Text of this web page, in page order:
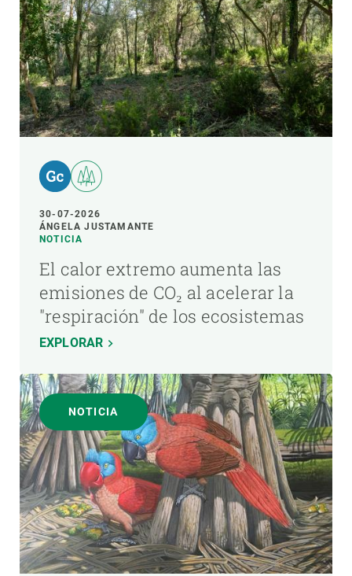
30-07-2026
ÁNGELA JUSTAMANTE
NOTICIA
El calor extremo aumenta las
emisiones de CO₂ al acelerar la
"respiración" de los ecosistemas
EXPLORAR
NOTICIA